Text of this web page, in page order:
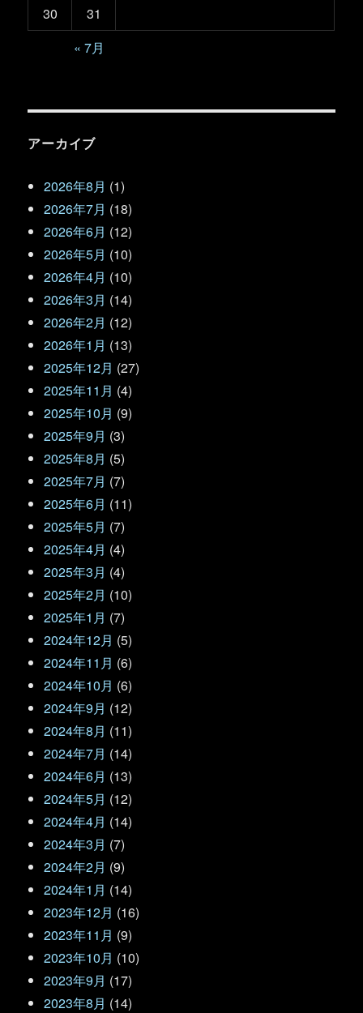
30
31
« 7月
アーカイブ
2026年8月 (1)
2026年7月 (18)
2026年6月 (12)
2026年5月 (10)
2026年4月 (10)
2026年3月 (14)
2026年2月 (12)
2026年1月 (13)
2025年12月 (27)
2025年11月 (4)
2025年10月 (9)
2025年9月 (3)
2025年8月 (5)
2025年7月 (7)
2025年6月 (11)
2025年5月 (7)
2025年4月 (4)
2025年3月 (4)
2025年2月 (10)
2025年1月 (7)
2024年12月 (5)
2024年11月 (6)
2024年10月 (6)
2024年9月 (12)
2024年8月 (11)
2024年7月 (14)
2024年6月 (13)
2024年5月 (12)
2024年4月 (14)
2024年3月 (7)
2024年2月 (9)
2024年1月 (14)
2023年12月 (16)
2023年11月 (9)
2023年10月 (10)
2023年9月 (17)
2023年8月 (14)